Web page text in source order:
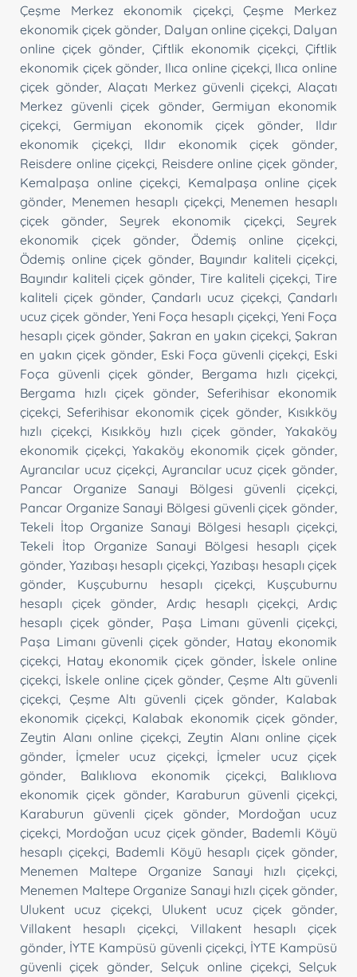
Çeşme Merkez ekonomik çiçekçi,Çeşme Merkez
ekonomik çiçek gönder, Dalyan online çiçekçi, Dalyan
online çiçek gönder, Çiftlik ekonomik çiçekçi,Çiftlik
ekonomik çiçek gönder, Ilıca online çiçekçi, Ilıca online
çiçek gönder, Alaçatı Merkez güvenli çiçekçi,Alaçatı
Merkez güvenli çiçek gönder, Germiyan ekonomik
çiçekçi, Germiyan ekonomik çiçek gönder, Ildır
ekonomik çiçekçi, Ildır ekonomik çiçek gönder,
Reisdere online çiçekçi, Reisdere online çiçek gönder,
Kemalpaşa online çiçekçi, Kemalpaşa online çiçek
gönder, Menemen hesaplı çiçekçi, Menemen hesaplı
çiçek gönder, Seyrek ekonomik çiçekçi,Seyrek
ekonomik çiçek gönder, Ödemiş online çiçekçi,
Ödemiş online çiçek gönder, Bayındır kaliteli çiçekçi,
Bayındır kaliteli çiçek gönder, Tire kaliteli çiçekçi,Tire
kaliteli çiçek gönder, Çandarlı ucuz çiçekçi, Çandarlı
ucuz çiçek gönder, Yeni Foça hesaplı çiçekçi, Yeni Foça
hesaplı çiçek gönder, Şakran en yakın çiçekçi, Şakran
en yakın çiçek gönder, Eski Foça güvenli çiçekçi, Eski
Foça güvenli çiçek gönder, Bergama hızlı çiçekçi,
Bergama hızlı çiçek gönder, Seferihisar ekonomik
çiçekçi, Seferihisar ekonomik çiçek gönder, Kısıkköy
hızlı çiçekçi, Kısıkköy hızlı çiçek gönder, Yakaköy
ekonomik çiçekçi, Yakaköy ekonomik çiçek gönder,
Ayrancılar ucuz çiçekçi, Ayrancılar ucuz çiçek gönder,
Pancar Organize Sanayi Bölgesi güvenli çiçekçi,
Pancar Organize Sanayi Bölgesi güvenli çiçek gönder,
Tekeli İtop Organize Sanayi Bölgesi hesaplı çiçekçi,
Tekeli İtop Organize Sanayi Bölgesi hesaplı çiçek
gönder, Yazıbaşı hesaplı çiçekçi, Yazıbaşı hesaplı çiçek
gönder, Kuşçuburnu hesaplı çiçekçi, Kuşçuburnu
hesaplı çiçek gönder, Ardıç hesaplı çiçekçi,Ardıç
hesaplı çiçek gönder, Paşa Limanı güvenli çiçekçi,
Paşa Limanı güvenli çiçek gönder, Hatay ekonomik
çiçekçi, Hatay ekonomik çiçek gönder, İskele online
çiçekçi, İskele online çiçek gönder,Çeşme Altı güvenli
çiçekçi, Çeşme Altı güvenli çiçek gönder, Kalabak
ekonomik çiçekçi, Kalabak ekonomik çiçek gönder,
Zeytin Alanı online çiçekçi, Zeytin Alanı online çiçek
gönder, İçmeler ucuz çiçekçi, İçmeler ucuz çiçek
gönder, Balıklıova ekonomik çiçekçi, Balıklıova
ekonomik çiçek gönder, Karaburun güvenli çiçekçi,
Karaburun güvenli çiçek gönder, Mordoğan ucuz
çiçekçi, Mordoğan ucuz çiçek gönder, Bademli Köyü
hesaplı çiçekçi, Bademli Köyü hesaplı çiçek gönder,
Menemen Maltepe Organize Sanayi hızlı çiçekçi,
Menemen Maltepe Organize Sanayi hızlı çiçek gönder,
Ulukent ucuz çiçekçi, Ulukent ucuz çiçek gönder,
Villakent hesaplı çiçekçi, Villakent hesaplı çiçek
gönder, İYTE Kampüsü güvenli çiçekçi, İYTE Kampüsü
güvenli çiçek gönder, Selçuk online çiçekçi,Selçuk